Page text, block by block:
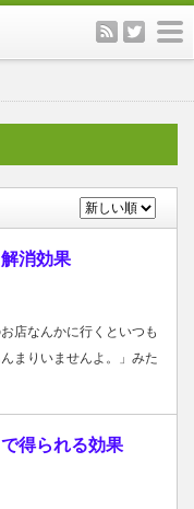
rss twitter
消効果
店なんかに行くといつも
まりいませんよ。」みた
得られる効果